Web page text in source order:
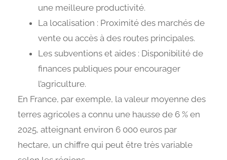
une meilleure productivité.
La localisation : Proximité des marchés de
vente ou accès à des routes principales.
Les subventions et aides : Disponibilité de
finances publiques pour encourager
l’agriculture.
En France, par exemple, la valeur moyenne des
terres agricoles a connu une hausse de 6 % en
2025, atteignant environ 6 000 euros par
hectare, un chiffre qui peut être très variable